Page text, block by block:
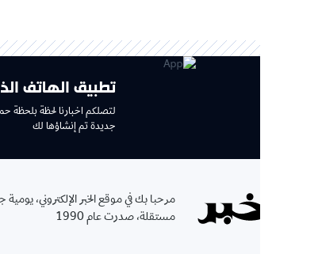
تطبيق الهاتف الذكي
لتصلكم اخبارنا لحظة بلحظة حملوا تطبيق
جديدة تم إنشاؤها لك
مرحبا بك في موقع الخبر الإلكتروني، يومية جزائرية
مستقلة، صدرت عام 1990